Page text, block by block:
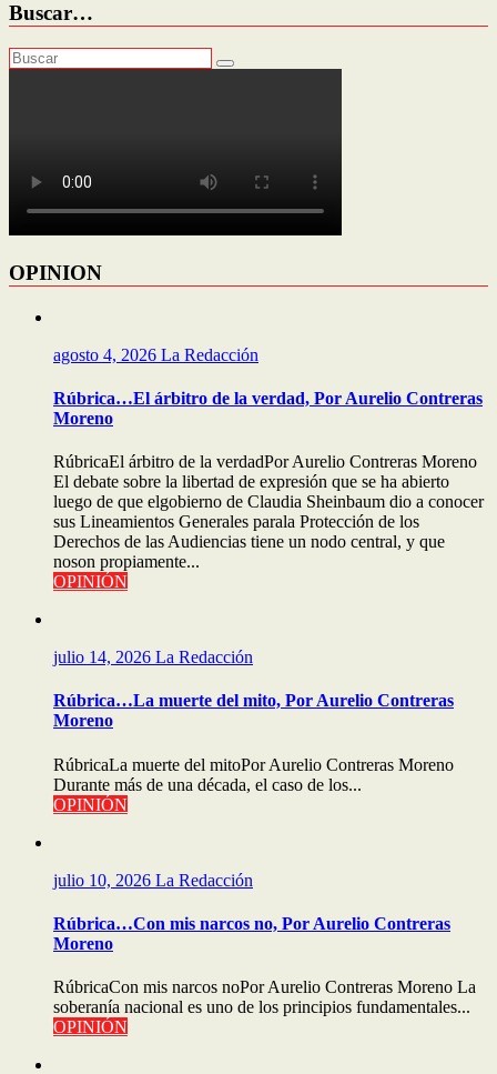
Buscar…
OPINION
agosto 4, 2026 La Redacción
Rúbrica…El árbitro de la verdad, Por Aurelio Contreras
Moreno
RúbricaEl árbitro de la verdadPor Aurelio Contreras Moreno
El debate sobre la libertad de expresión que se ha abierto
luego de que elgobierno de Claudia Sheinbaum dio a conocer
sus Lineamientos Generales parala Protección de los
Derechos de las Audiencias tiene un nodo central, y que
noson propiamente...
OPINIÓN
julio 14, 2026 La Redacción
Rúbrica…La muerte del mito, Por Aurelio Contreras
Moreno
RúbricaLa muerte del mitoPor Aurelio Contreras Moreno
Durante más de una década, el caso de los...
OPINIÓN
julio 10, 2026 La Redacción
Rúbrica…Con mis narcos no, Por Aurelio Contreras
Moreno
RúbricaCon mis narcos noPor Aurelio Contreras Moreno La
soberanía nacional es uno de los principios fundamentales...
OPINIÓN